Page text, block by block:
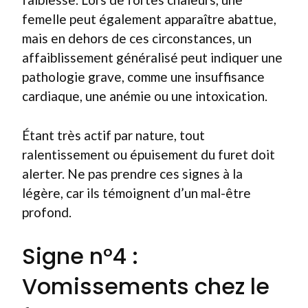
femelle peut également apparaître abattue,
mais en dehors de ces circonstances, un
affaiblissement généralisé peut indiquer une
pathologie grave, comme une insuffisance
cardiaque, une anémie ou une intoxication.
Étant très actif par nature, tout
ralentissement ou épuisement du furet doit
alerter. Ne pas prendre ces signes à la
légère, car ils témoignent d’un mal-être
profond.
Signe n°4 :
Vomissements chez le